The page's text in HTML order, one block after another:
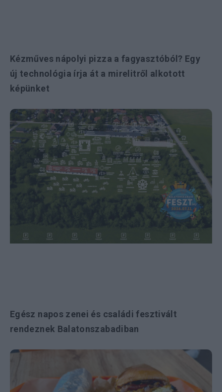
Kézműves nápolyi pizza a fagyasztóból? Egy
új technológia írja át a mirelitről alkotott
képünket
Egész napos zenei és családi fesztivált
rendeznek Balatonszabadiban